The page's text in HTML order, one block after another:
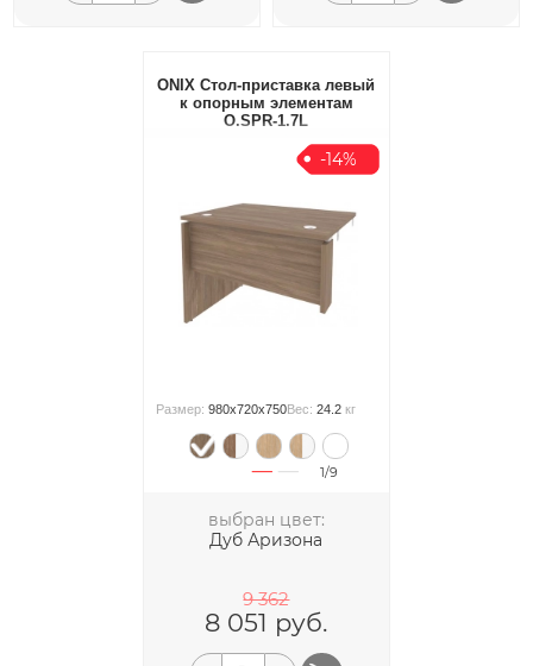
ONIX Стол-приставка левый
к опорным элементам
O.SPR-1.7L
-14%
Размер:980x720x750Вес:24.2 кг
1/9
выбран цвет:
Дуб Аризона
9 362
8 051 руб.